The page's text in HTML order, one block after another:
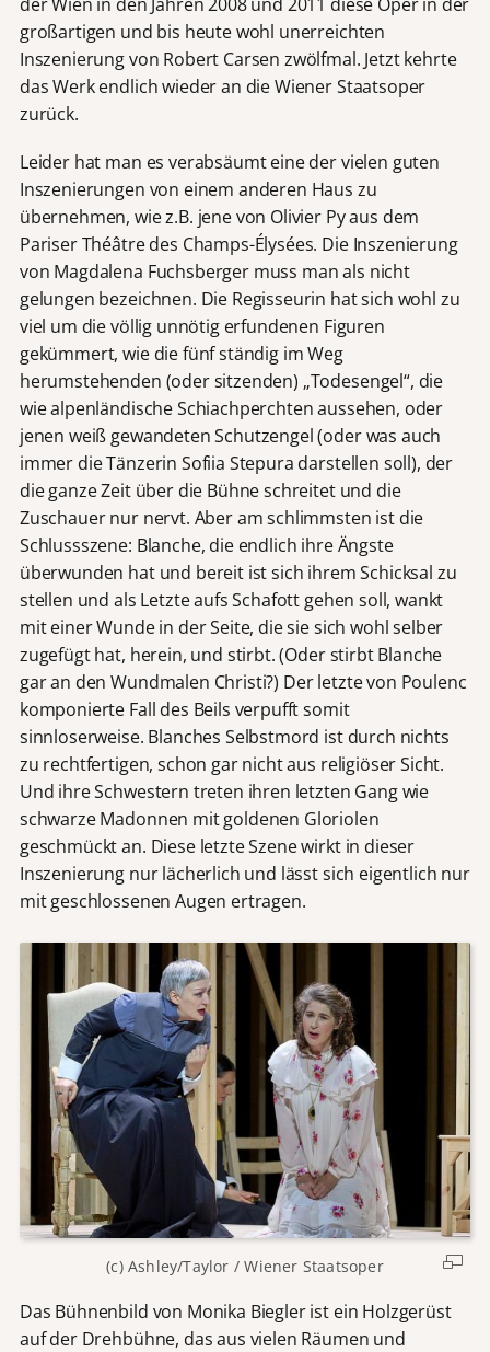
großartigen und bis heute wohl unerreichten
Inszenierung von Robert Carsen zwölfmal. Jetzt kehrte
das Werk endlich wieder an die Wiener Staatsoper
zurück.
Leider hat man es verabsäumt eine der vielen guten
Inszenierungen von einem anderen Haus zu
übernehmen, wie z.B. jene von Olivier Py aus dem
Pariser Théâtre des Champs-Élysées. Die Inszenierung
von Magdalena Fuchsberger muss man als nicht
gelungen bezeichnen. Die Regisseurin hat sich wohl zu
viel um die völlig unnötig erfundenen Figuren
gekümmert, wie die fünf ständig im Weg
herumstehenden (oder sitzenden) „Todesengel“, die
wie alpenländische Schiachperchten aussehen, oder
jenen weiß gewandeten Schutzengel (oder was auch
immer die Tänzerin Sofiia Stepura darstellen soll), der
die ganze Zeit über die Bühne schreitet und die
Zuschauer nur nervt. Aber am schlimmsten ist die
Schlussszene: Blanche, die endlich ihre Ängste
überwunden hat und bereit ist sich ihrem Schicksal zu
stellen und als Letzte aufs Schafott gehen soll, wankt
mit einer Wunde in der Seite, die sie sich wohl selber
zugefügt hat, herein, und stirbt. (Oder stirbt Blanche
gar an den Wundmalen Christi?) Der letzte von Poulenc
komponierte Fall des Beils verpufft somit
sinnloserweise. Blanches Selbstmord ist durch nichts
zu rechtfertigen, schon gar nicht aus religiöser Sicht.
Und ihre Schwestern treten ihren letzten Gang wie
schwarze Madonnen mit goldenen Gloriolen
geschmückt an. Diese letzte Szene wirkt in dieser
Inszenierung nur lächerlich und lässt sich eigentlich nur
mit geschlossenen Augen ertragen.
(c) Ashley/Taylor / Wiener Staatsoper
Das Bühnenbild von Monika Biegler ist ein Holzgerüst
auf der Drehbühne, das aus vielen Räumen und